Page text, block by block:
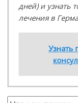
дней) и узнать
лечения в
Узнать